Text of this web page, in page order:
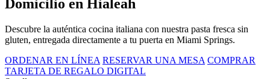
Domicilio en Hialeah
Descubre la auténtica cocina italiana con nuestra pasta fresca sin
gluten, entregada directamente a tu puerta en Miami Springs.
ORDENAR EN LÍNEA RESERVAR UNA MESA COMPRAR
TARJETA DE REGALO DIGITAL